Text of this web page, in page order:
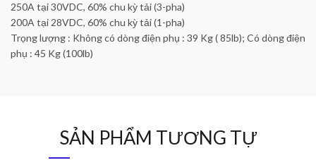
250A tại 30VDC, 60% chu kỳ tải (3-pha)
200A tại 28VDC, 60% chu kỳ tải (1-pha)
Trọng lượng : Không có dòng điện phụ : 39 Kg ( 85lb); Có dòng điện
phụ : 45 Kg (100lb)
SẢN PHẨM TƯƠNG TỰ